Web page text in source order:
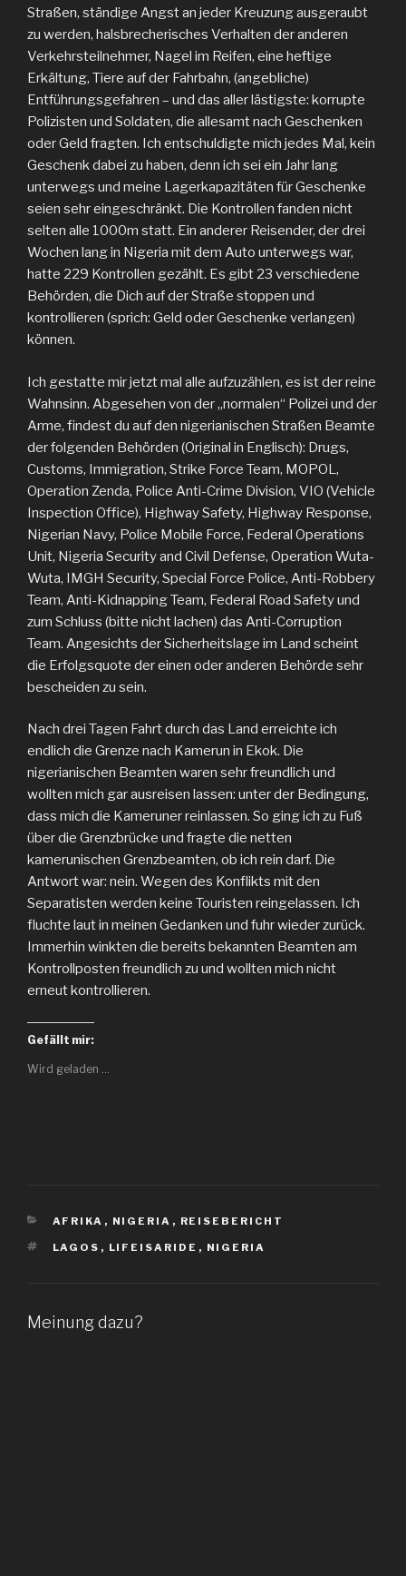
Straßen, ständige Angst an jeder Kreuzung ausgeraubt
zu werden, halsbrecherisches Verhalten der anderen
Verkehrsteilnehmer, Nagel im Reifen, eine heftige
Erkältung, Tiere auf der Fahrbahn, (angebliche)
Entführungsgefahren – und das aller lästigste: korrupte
Polizisten und Soldaten, die allesamt nach Geschenken
oder Geld fragten. Ich entschuldigte mich jedes Mal, kein
Geschenk dabei zu haben, denn ich sei ein Jahr lang
unterwegs und meine Lagerkapazitäten für Geschenke
seien sehr eingeschränkt. Die Kontrollen fanden nicht
selten alle 1000m statt. Ein anderer Reisender, der drei
Wochen lang in Nigeria mit dem Auto unterwegs war,
hatte 229 Kontrollen gezählt. Es gibt 23 verschiedene
Behörden, die Dich auf der Straße stoppen und
kontrollieren (sprich: Geld oder Geschenke verlangen)
können.
Ich gestatte mir jetzt mal alle aufzuzählen, es ist der reine
Wahnsinn. Abgesehen von der „normalen“ Polizei und der
Arme, findest du auf den nigerianischen Straßen Beamte
der folgenden Behörden (Original in Englisch): Drugs,
Customs, Immigration, Strike Force Team, MOPOL,
Operation Zenda, Police Anti-Crime Division, VIO (Vehicle
Inspection Office), Highway Safety, Highway Response,
Nigerian Navy, Police Mobile Force, Federal Operations
Unit, Nigeria Security and Civil Defense, Operation Wuta-
Wuta, IMGH Security, Special Force Police, Anti-Robbery
Team, Anti-Kidnapping Team, Federal Road Safety und
zum Schluss (bitte nicht lachen) das Anti-Corruption
Team. Angesichts der Sicherheitslage im Land scheint
die Erfolgsquote der einen oder anderen Behörde sehr
bescheiden zu sein.
Nach drei Tagen Fahrt durch das Land erreichte ich
endlich die Grenze nach Kamerun in Ekok. Die
nigerianischen Beamten waren sehr freundlich und
wollten mich gar ausreisen lassen: unter der Bedingung,
dass mich die Kameruner reinlassen. So ging ich zu Fuß
über die Grenzbrücke und fragte die netten
kamerunischen Grenzbeamten, ob ich rein darf. Die
Antwort war: nein. Wegen des Konflikts mit den
Separatisten werden keine Touristen reingelassen. Ich
fluchte laut in meinen Gedanken und fuhr wieder zurück.
Immerhin winkten die bereits bekannten Beamten am
Kontrollposten freundlich zu und wollten mich nicht
erneut kontrollieren.
Gefällt mir:
Wird geladen …
KATEGORIEN
AFRIKA , NIGERIA , REISEBERICHT
SCHLAGWÖRTER
LAGOS , LIFEISARIDE , NIGERIA
Meinung dazu?